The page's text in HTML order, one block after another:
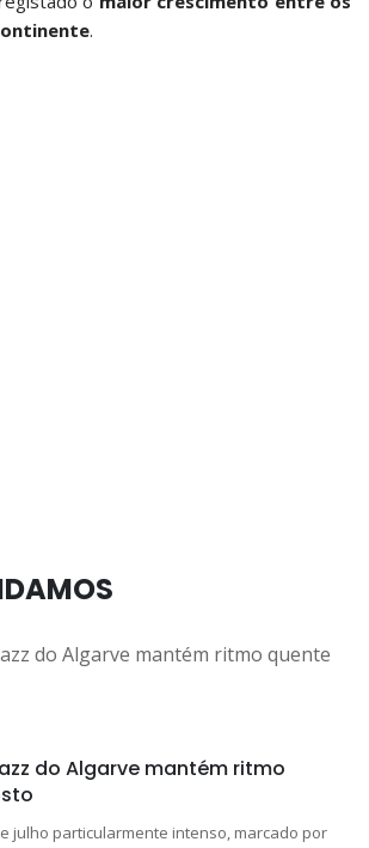
.
do Algarve mantém ritmo
julho particularmente intenso, marcado por